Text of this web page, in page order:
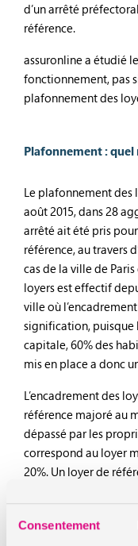
Consentement
d’un arrêté
référence.
assuronline a étudié
fonctionnement, pas
plafonnement des
Plafonnement :
Le plafonnement des
août 2015, dans 28
arrêté ait été pris
référence, au travers
cas de la ville de
loyers est effectif
ville où
signification, puisque
capitale, 60% des
mis en place a donc
L’encadrement des
référence majoré au
dépassé par les
correspond au loyer
20%. Un loyer de
Parisienne qui a